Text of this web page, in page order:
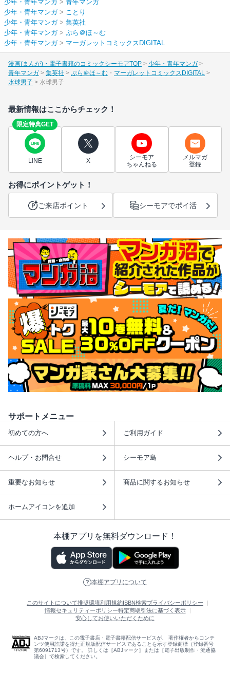
少年・青年マンガ> 青年マンガ
少年・青年マンガ> ことり
少年・青年マンガ> 集英社
少年・青年マンガ> ぷら＠ほ～む
少年・青年マンガ> マーガレットコミックスDIGITAL
漫画(まんが)・電子書籍のコミックシーモアTOP
少年・青年マンガ
青年マンガ
集英社 ぷら＠ほ～む
マーガレットコミックスDIGITAL
水球男子
水球男子
最新情報はここからチェック！
限定特典GET
LINE X
シーモア
ちゃんねる
メルマガ
登録
お得にポイントゲット！
ご来店ポイント シーモアでポイ活
サポートメニュー
初めての方へ ご利用ガイド
ヘルプ・お問合せ シーモア島
重要なお知らせ 商品に関するお知らせ
ホームアイコンを追加
本棚アプリを無料ダウンロード！
本棚アプリについて
このサイトについて推奨環境利用規約 ISBN検索プライバシーポリシー
情報セキュリティーポリシー特定商取引法に基づく表示
安心してお使いいただくために
ABJマークは、この電子書店・電子書籍配信サービスが、 著作権者からコンテ
ンツ使用許諾を得た正規版配信サービスであることを示す登録商標（登録番号
第6091713号）です。 詳しくは［ABJマーク］または［電子出版制作・流通協
議会］で検索してください。